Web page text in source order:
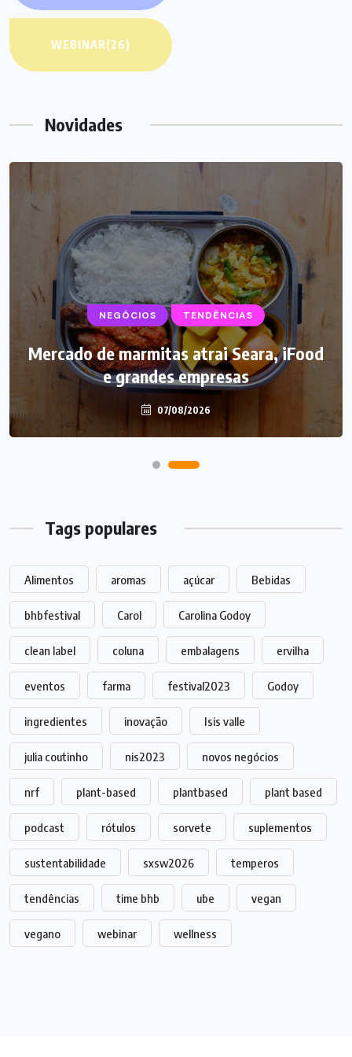
WEBINAR(26)
Novidades
NEGÓCIOS TENDÊNCIAS
Mercado de marmitas atrai Seara, iFood
e grandes empresas
07/08/2026
SUPLEMENTOS
Caffeine Army lança campanha para o
Dia dos Pais
07/08/2026
Tags populares
Alimentos aromas açúcar Bebidas
bhbfestival Carol Carolina Godoy
clean label coluna embalagens ervilha
eventos farma festival2023 Godoy
ingredientes inovação Isis valle
julia coutinho nis2023 novos negócios
nrf plant-based plantbased plant based
podcast rótulos sorvete suplementos
sustentabilidade sxsw2026 temperos
tendências time bhb ube vegan
vegano webinar wellness